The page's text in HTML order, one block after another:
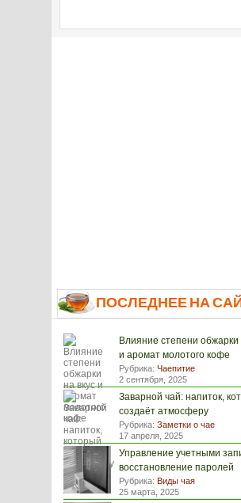
ПОСЛЕДНЕЕ НА
Влияние степени обжарки
и аромат молотого кофе
Рубрика: Чаепитие
2 сентября, 2025
Заварной чай: напиток,
создаёт атмосферу
Рубрика: Заметки о чае
17 апреля, 2025
Управление учетными
восстановление паролей
Рубрика: Виды чая
25 марта, 2025